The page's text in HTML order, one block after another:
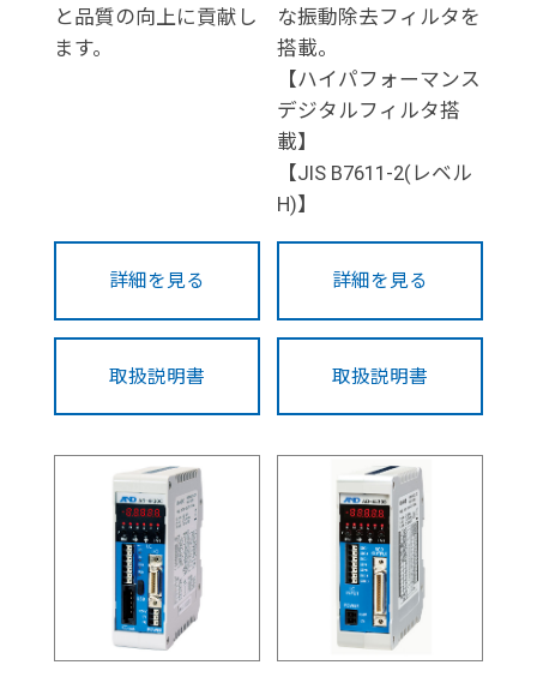
と品質の向上に貢献し
ます。
詳細を見る
取扱説明書
な振動除去フィルタを
搭載。
【ハイパフォーマンス
デジタルフィルタ搭
載】
【JIS B7611-2(レベル
H)】
詳細を見る
取扱説明書